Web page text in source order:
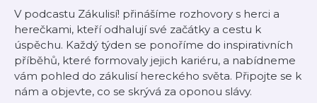
V podcastu Zákulisí! přinášíme rozhovory s herci a
herečkami, kteří odhalují své začátky a cestu k
úspěchu. Každý týden se ponoříme do inspirativních
příběhů, které formovaly jejich kariéru, a nabídneme
vám pohled do zákulisí hereckého světa. Připojte se k
nám a objevte, co se skrývá za oponou slávy.